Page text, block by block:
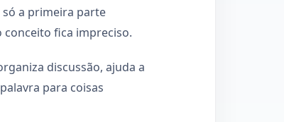
só a primeira parte
conceito fica impreciso.
discussão, ajuda a
para coisas